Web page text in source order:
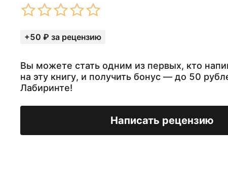
+50 ₽ за рецензию
Вы можете стать одним из первых, кто
на эту книгу, и получить бонус — до 50
Лабиринте!
Написать рецензию